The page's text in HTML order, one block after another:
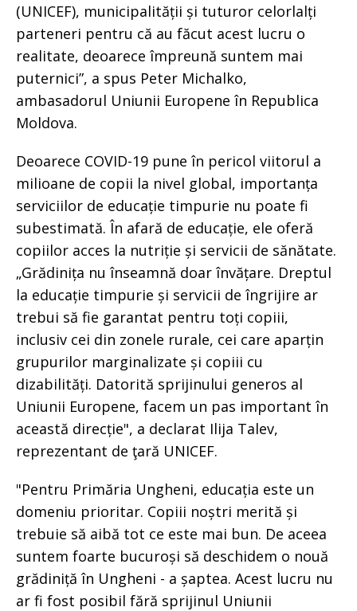
(UNICEF), municipalității și tuturor celorlalți
parteneri pentru că au făcut acest lucru o
realitate, deoarece împreună suntem mai
puternici”, a spus Peter Michalko,
ambasadorul Uniunii Europene în Republica
Moldova.
Deoarece COVID-19 pune în pericol viitorul a
milioane de copii la nivel global, importanța
serviciilor de educație timpurie nu poate fi
subestimată. În afară de educație, ele oferă
copiilor acces la nutriție și servicii de sănătate.
„Grădinița nu înseamnă doar învățare. Dreptul
la educație timpurie și servicii de îngrijire ar
trebui să fie garantat pentru toți copiii,
inclusiv cei din zonele rurale, cei care aparțin
grupurilor marginalizate și copiii cu
dizabilități. Datorită sprijinului generos al
Uniunii Europene, facem un pas important în
această direcție", a declarat Ilija Talev,
reprezentant de ţară UNICEF.
"Pentru Primăria Ungheni, educația este un
domeniu prioritar. Copiii noștri merită și
trebuie să aibă tot ce este mai bun. De aceea
suntem foarte bucuroși să deschidem o nouă
grădiniță în Ungheni - a șaptea. Acest lucru nu
ar fi fost posibil fără sprijinul Uniunii